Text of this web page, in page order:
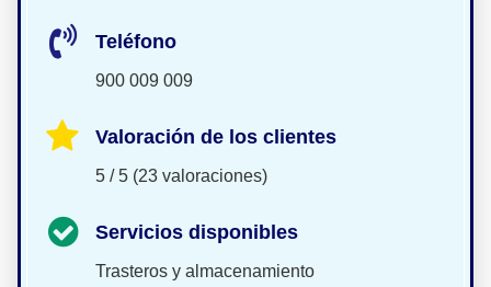
Teléfono
900 009 009
Valoración de los clientes
5 / 5 (23 valoraciones)
Servicios disponibles
Trasteros y almacenamiento